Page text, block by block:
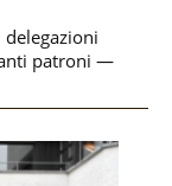
patroni —